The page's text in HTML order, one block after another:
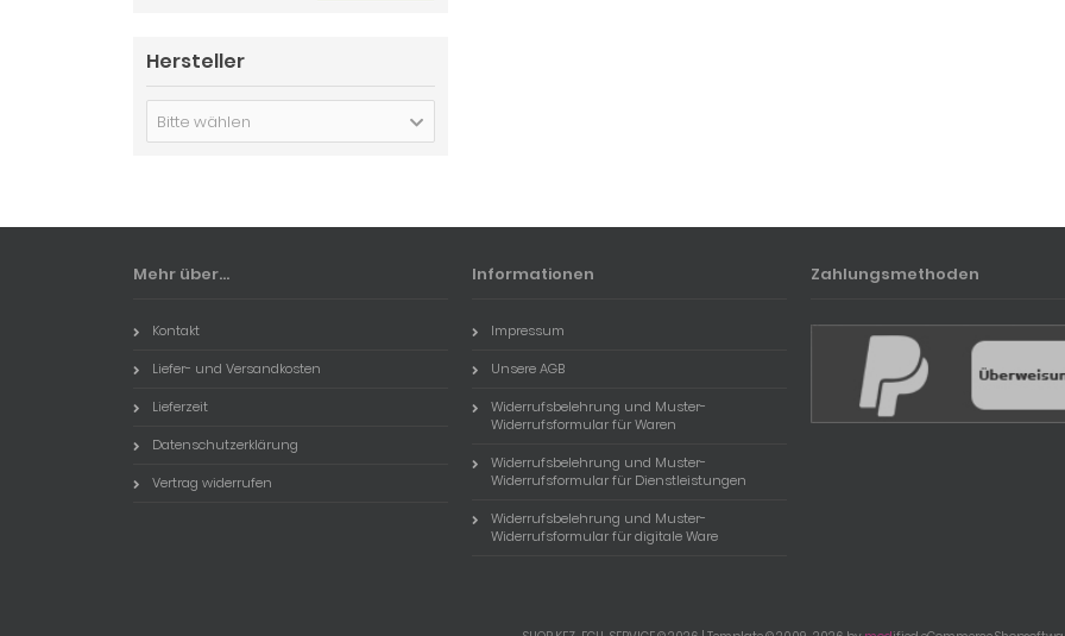
Hersteller
Bitte wählen
Mehr über...
Kontakt
Liefer- und Versandkosten
Lieferzeit
Datenschutzerklärung
Vertrag widerrufen
Informationen
Impressum
Unsere AGB
Widerrufsbelehrung und Muster-
Widerrufsformular für Waren
Widerrufsbelehrung und Muster-
Widerrufsformular für Dienstleistungen
Widerrufsbelehrung und Muster-
Widerrufsformular für digitale Ware
Zahlungsmethoden